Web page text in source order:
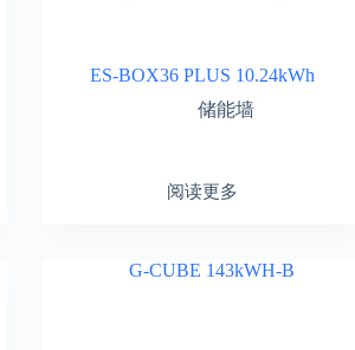
ES-BOX36 PLUS 10.24kWh
储能墙
阅读更多